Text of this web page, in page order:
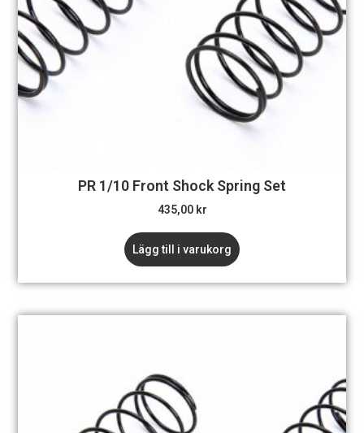
PR 1/10 Front Shock Spring Set
435,00 kr
Lägg till i varukorg